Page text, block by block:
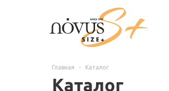
Главная - Каталог
Каталог